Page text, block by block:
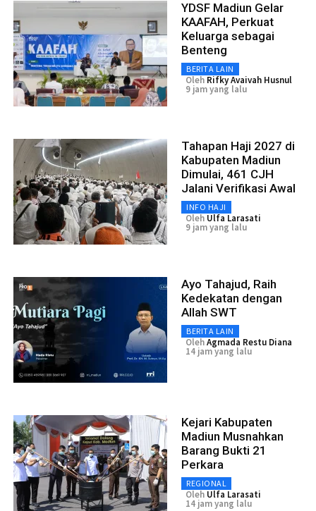
YDSF Madiun Gelar
KAAFAH, Perkuat
Keluarga sebagai
Benteng
BERITA LAIN
Oleh Rifky Avaivah Husnul
9 jam yang lalu
Tahapan Haji 2027 di
Kabupaten Madiun
Dimulai, 461 CJH
Jalani Verifikasi Awal
INFO HAJI
Oleh Ulfa Larasati
9 jam yang lalu
Ayo Tahajud, Raih
Kedekatan dengan
Allah SWT
BERITA LAIN
OlehAgmada Restu Diana
14 jam yang lalu
Kejari Kabupaten
Madiun Musnahkan
Barang Bukti 21
Perkara
REGIONAL
Oleh Ulfa Larasati
14 jam yang lalu